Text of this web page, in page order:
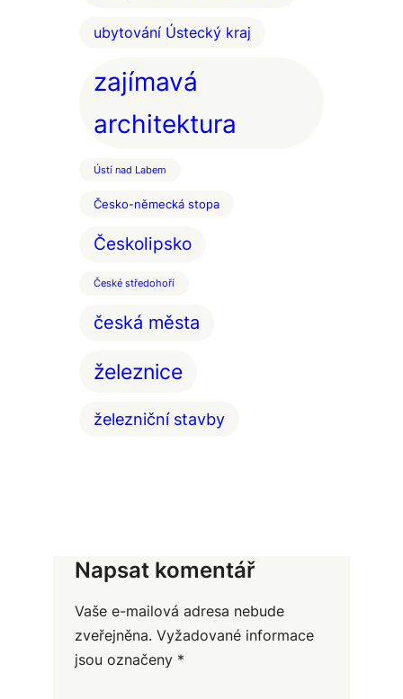
ubytování Ústecký kraj
zajímavá
architektura
Ústí nad Labem
Česko-německá stopa
Českolipsko
České středohoří
česká města
železnice
železniční stavby
Napsat komentář
Vaše e-mailová adresa nebude
zveřejněna. Vyžadované informace
jsou označeny *